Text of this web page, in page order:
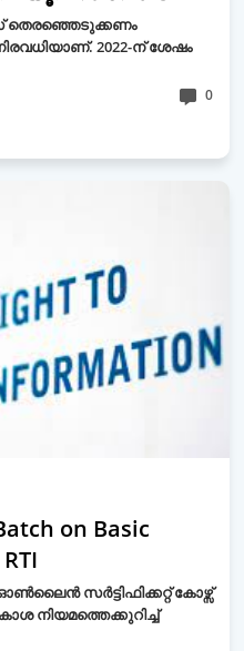
തെരഞ്ഞെടുക്കണം
2022-ന് ശേഷം
0
on Basic
സർട്ടിഫിക്കറ്റ് കോഴ്സ്
നിയമത്തെക്കുറിച്ച്